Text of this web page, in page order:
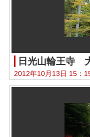
日光山輪王寺
2012年10月13日 15：